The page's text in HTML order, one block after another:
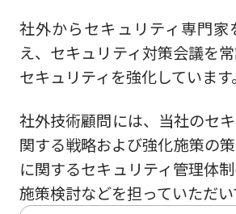
社外からセキュリティ専門家
え、セキュリティ対策会議を
セキュリティを強化しています。
社外技術顧問には、当社のセ
関する戦略および強化施策の
に関するセキュリティ管理体制
施策検討などを担っていただい